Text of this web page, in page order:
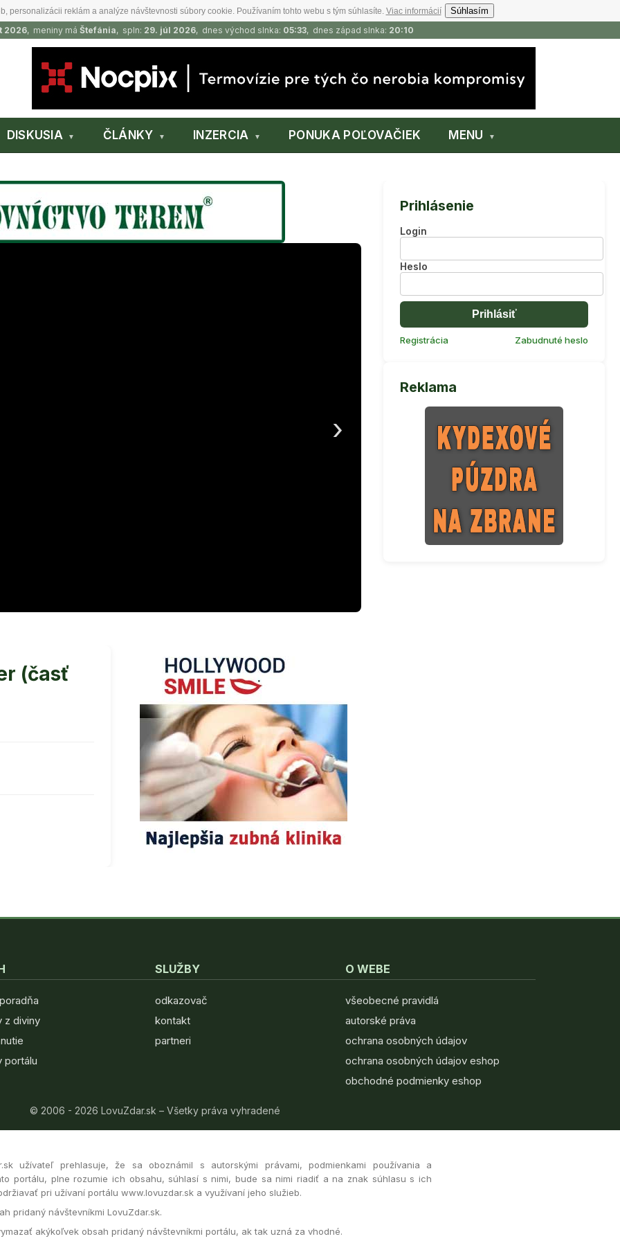
personalizácii reklám a analýze návštevnosti súbory cookie. Používaním tohto webu s tým súhlasíte. Viac informácií
Súhlasím
2026, meniny má Štefánia, spln: 29. júl 2026, dnes východ slnka: 05:33, dnes západ slnka: 20:10
DISKUSIA ČLÁNKY INZERCIA PONUKA POĽOVAČIEK MENU
›
(časť
Prihlásenie
Login
Heslo
Prihlásiť
Registrácia Zabudnuté heslo
Reklama
z diviny
portálu
SLUŽBY
odkazovač
kontakt
partneri
O WEBE
všeobecné pravidlá
autorské práva
ochrana osobných údajov
ochrana osobných údajov eshop
obchodné podmienky eshop
© 2006 - 2026 LovuZdar.sk – Všetky práva vyhradené
užívateľ prehlasuje, že sa oboznámil s autorskými právami, podmienkami používania a
portálu, plne rozumie ich obsahu, súhlasí s nimi, bude sa nimi riadiť a na znak súhlasu s ich
pri užívaní portálu www.lovuzdar.sk a využívaní jeho služieb.
pridaný návštevníkmi LovuZdar.sk.
akýkoľvek obsah pridaný návštevníkmi portálu, ak tak uzná za vhodné.